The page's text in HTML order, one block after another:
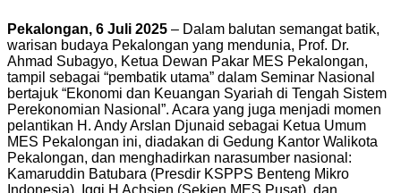
Pekalongan, 6 Juli 2025 – Dalam balutan semangat batik,
warisan budaya Pekalongan yang mendunia, Prof. Dr.
Ahmad Subagyo, Ketua Dewan Pakar MES Pekalongan,
tampil sebagai “pembatik utama” dalam Seminar Nasional
bertajuk “Ekonomi dan Keuangan Syariah di Tengah Sistem
Perekonomian Nasional”. Acara yang juga menjadi momen
pelantikan H. Andy Arslan Djunaid sebagai Ketua Umum
MES Pekalongan ini, diadakan di Gedung Kantor Walikota
Pekalongan, dan menghadirkan narasumber nasional:
Kamaruddin Batubara (Presdir KSPPS Benteng Mikro
Indonesia), Iggi H Achsien (Sekjen MES Pusat), dan